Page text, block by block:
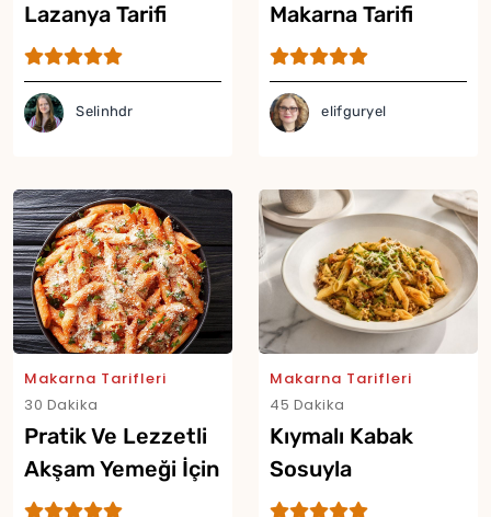
Lazanya Tarifi
Selinhdr
Makarna Tarifi
elifguryel
Makarna Tarifleri
30 Dakika
Pratik Ve Lezzetli
Akşam Yemeği İçin
Tek Tavada
Makarna Tarifleri
45 Dakika
Kıymalı Kabak
Sosuyla
Hazırlanan En